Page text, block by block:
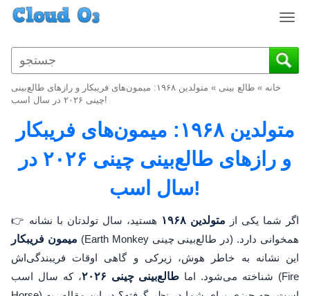
T
g
g
v
i
g
n
خانه » طالع بینی »
متولدین ۱۹۶۸: میمون‌های فریبکار و رازهای طالع‌بینی
چینی ۲۰۲۶ در سال اسب!
متولدین ۱۹۶۸: میمون‌های فریبکار
و رازهای طالع‌بینی چینی ۲۰۲۶ در
سال اسب!
👉 اگر شما یکی از متولدین ۱۹۶۸
هستید، سال تولدتان با نشانه
میمون فریبکار (Earth Monkey در طالع‌بینی چینی) همخوانی دارد.
این نشانه به خاطر هوش، زیرکی و گاهی اوقات فریبندگی‌اش
شناخته می‌شود. اما طالع‌بینی چینی ۲۰۲۶
، که سال اسب (Fire